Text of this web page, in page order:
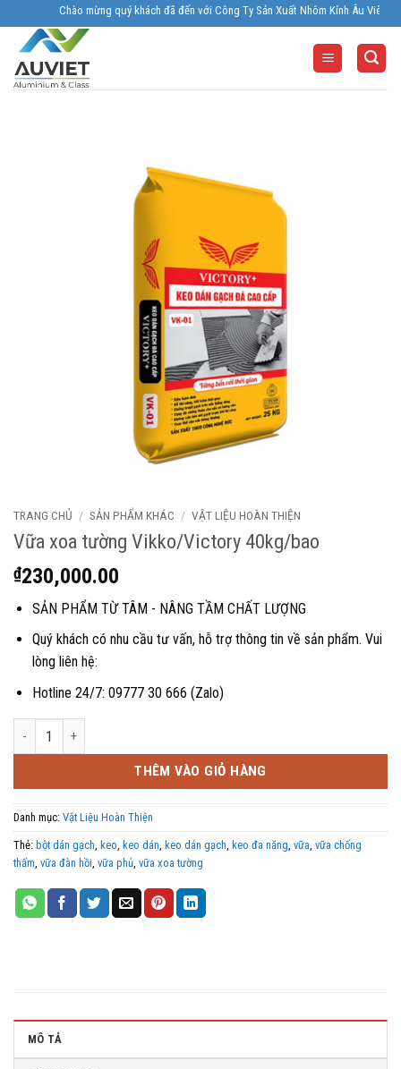
to
content
Chào mừng quý khách đã đến với Công Ty Sản Xuất Nhôm Kính Âu Viêt. Nhà
TRANG CHỦ / SẢN PHẨM KHÁC / VẬT LIỆU HOÀN THIỆN
Vữa xoa tường Vikko/Victory 40kg/bao
₫230,000.00
SẢN PHẨM TỪ TÂM - NÂNG TẦM CHẤT LƯỢNG
Quý khách có nhu cầu tư vấn, hỗ trợ thông tin về sản phẩm. Vui
lòng liên hệ:
Hotline 24/7: 09777 30 666 (Zalo)
Vữa xoa tường Vikko/Victory 40kg/bao số lượng
THÊM VÀO GIỎ HÀNG
Danh mục: Vật Liệu Hoàn Thiện
Thẻ: bột dán gạch, keo, keo dán, keo dán gạch, keo đa năng, vữa, vữa chống
thấm, vữa đàn hồi, vữa phủ, vữa xoa tường
MÔ TẢ